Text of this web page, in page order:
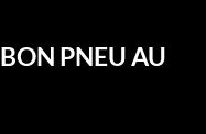
PNEU AU